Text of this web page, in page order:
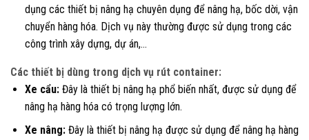
dụng các thiết bị nâng hạ chuyên dụng để nâng hạ, bốc dời, vận
chuyển hàng hóa. Dịch vụ này thường được sử dụng trong các
công trình xây dựng, dự án,…
Các thiết bị dùng trong dịch vụ rút container:
Xe cẩu:Đây là thiết bị nâng hạ phổ biến nhất, được sử dụng để
nâng hạ hàng hóa có trọng lượng lớn.
Xe nâng:Đây là thiết bị nâng hạ được sử dụng để nâng hạ hàng